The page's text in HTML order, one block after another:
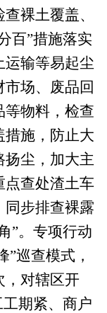
裸土覆盖、
百”措施落实
运输等易起尘
场、废品回
等物料，检查
措施，防止大
扬尘，加大主
点查处渣土车
同步排查裸露
”。专项行动
”巡查模式，
，对辖区开
期紧、商户